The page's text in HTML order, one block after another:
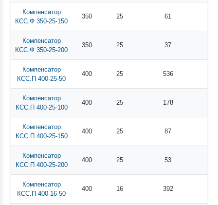
Компенсатор
КСС.Ф 350-25-150
350 25 61
Компенсатор
КСС.Ф 350-25-200
350 25 37
Компенсатор
КСС.П 400-25-50
400 25 536
Компенсатор
КСС.П 400-25-100
400 25 178
Компенсатор
КСС.П 400-25-150
400 25 87
Компенсатор
КСС.П 400-25-200
400 25 53
Компенсатор
КСС.П 400-16-50
400 16 392